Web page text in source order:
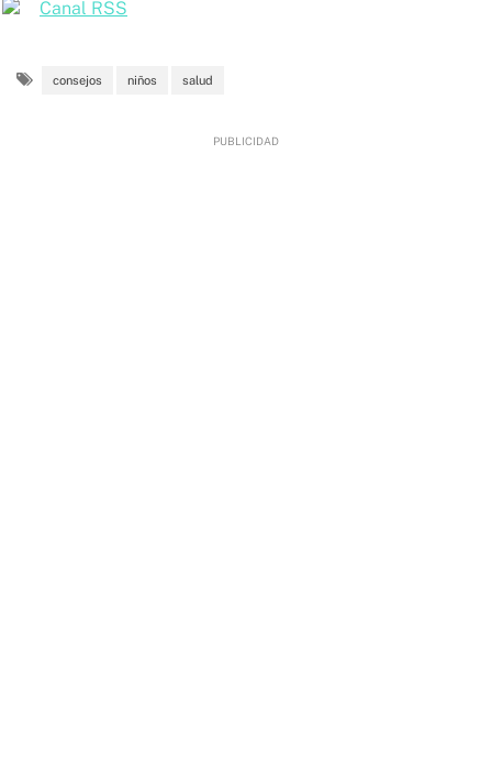
Canal RSS
consejos niños salud